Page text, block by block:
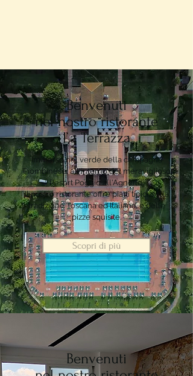
Benvenuti
nel nostro ristorante
La Terrazza
Immerso nel verde della campagna
Piombinese, all'interno del meraviglioso
Resort Poggio all'Agnello.
Il nostro ristorante offre piatti tipici della
tradizione Toscana ed Italiana, e delle
pizze squisite.
Scopri di più
Benvenuti